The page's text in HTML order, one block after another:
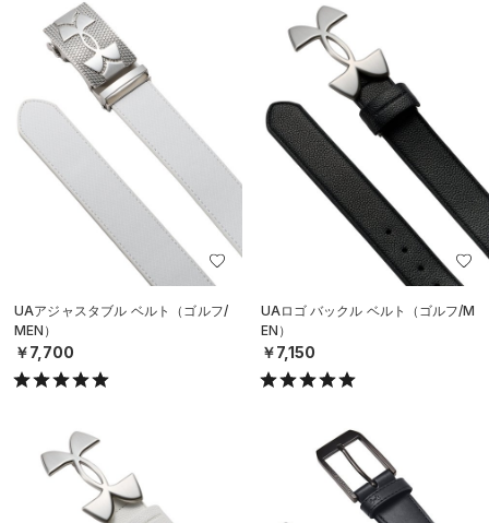
UAアジャスタブル ベルト（ゴルフ/
MEN）
￥7,700
UAロゴ バックル ベルト（ゴルフ/M
EN）
￥7,150